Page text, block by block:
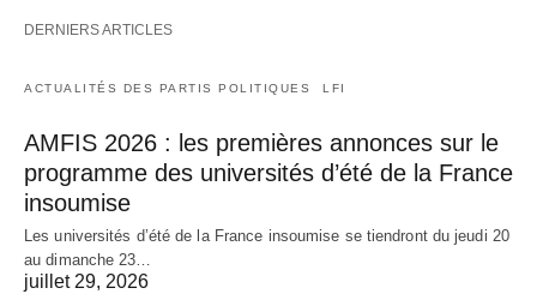
DERNIERS ARTICLES
ACTUALITÉS DES PARTIS POLITIQUES LFI
AMFIS 2026 : les premières annonces sur le
programme des universités d’été de la France
insoumise
Les universités d’été de la France insoumise se tiendront du jeudi 20
au dimanche 23…
juillet 29, 2026